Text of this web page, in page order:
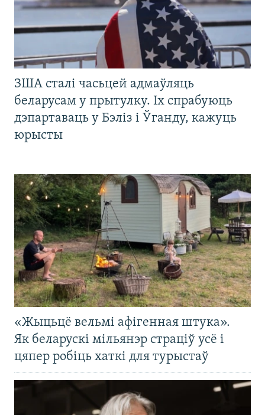
ЗША сталі часьцей адмаўляць
беларусам у прытулку. Іх спрабуюць
дэпартаваць у Бэліз і Ўганду, кажуць
юрысты
«Жыцьцё вельмі афігенная штука».
Як беларускі мільянэр страціў усё і
цяпер робіць хаткі для турыстаў